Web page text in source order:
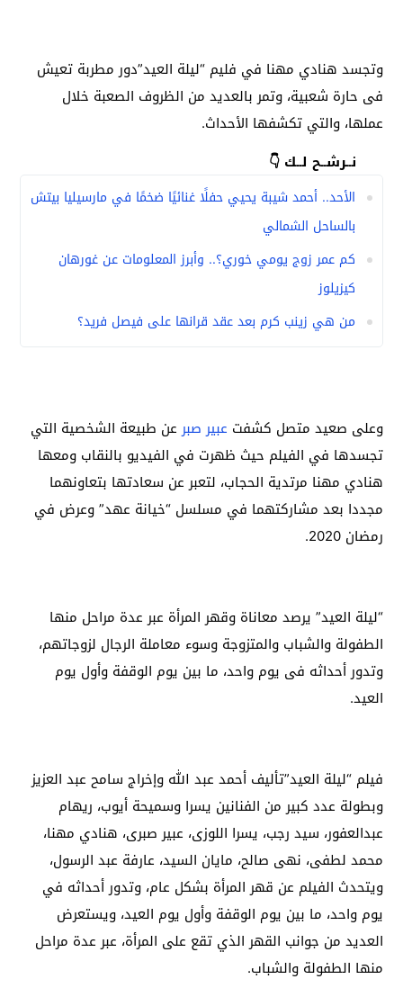
وتجسد هنادي مهنا في فليم “ليلة العيد”دور مطربة تعيش
فى حارة شعبية، وتمر بالعديد من الظروف الصعبة خلال
عملها، والتي تكشفها الأحداث.
نــرشــح لــك 👇
الأحد.. أحمد شيبة يحيي حفلًا غنائيًا ضخمًا في مارسيليا بيتش
بالساحل الشمالي
كم عمر زوج يومي خوري؟.. وأبرز المعلومات عن غورهان
كيزيلوز
من هي زينب كرم بعد عقد قرانها على فيصل فريد؟
وعلى صعيد متصل كشفت عبير صبرعن طبيعة الشخصية التي
تجسدها في الفيلم حيث ظهرت في الفيديو بالنقاب ومعها
هنادي مهنا مرتدية الحجاب، لتعبر عن سعادتها بتعاونهما
مجددا بعد مشاركتهما في مسلسل “خيانة عهد” وعرض في
رمضان 2020.
“ليلة العيد” يرصد معاناة وقهر المرأة عبر عدة مراحل منها
الطفولة والشباب والمتزوجة وسوء معاملة الرجال لزوجاتهم،
وتدور أحداثه فى يوم واحد، ما بين يوم الوقفة وأول يوم
العيد.
فيلم “ليلة العيد”تأليف أحمد عبد الله وإخراج سامح عبد العزيز
وبطولة عدد كبير من الفنانين يسرا وسميحة أيوب، ريهام
عبدالعفور، سيد رجب، يسرا اللوزى، عبير صبرى، هنادي مهنا،
محمد لطفى، نهى صالح، مايان السيد، عارفة عبد الرسول،
ويتحدث الفيلم عن قهر المرأة بشكل عام، وتدور أحداثه في
يوم واحد، ما بين يوم الوقفة وأول يوم العيد، ويستعرض
العديد من جوانب القهر الذي تقع على المرأة، عبر عدة مراحل
منها الطفولة والشباب.